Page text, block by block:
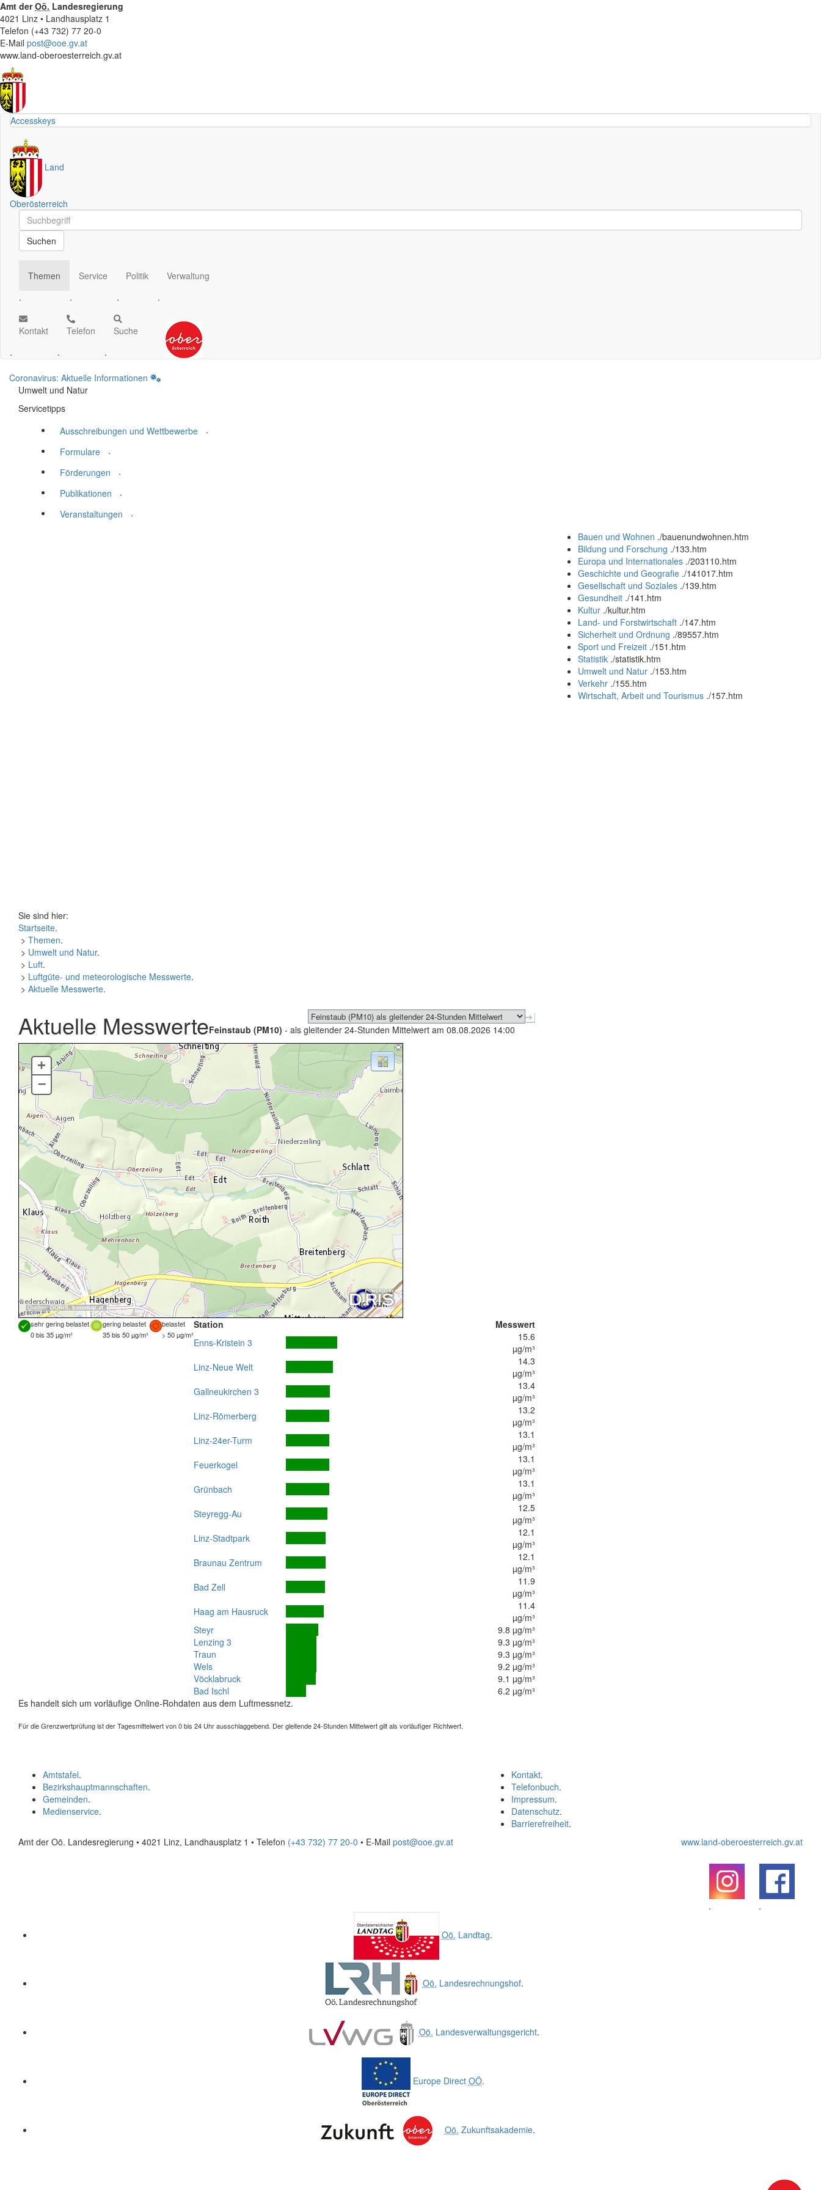
Amt derOö. Landesregierung
4021 Linz • Landhausplatz 1
Telefon (+43 732) 77 20-0
E-Mail post@ooe.gv.at
www.land-oberoesterreich.gv.at
Accesskeys
Land
Oberösterreich
Schnellsuche
Schnellsuche
Suchen
Themen
.
Service
.
Politik
.
Verwaltung
.
Kontakt
.
Telefon
.
Suche
.
Coronavirus: Aktuelle Informationen
Umwelt und Natur
Servicetipps
Ausschreibungen und Wettbewerbe
.
Formulare
.
Förderungen
.
Publikationen
.
Veranstaltungen
.
Bauen und Wohnen ./bauenundwohnen.htm
Bildung und Forschung ./133.htm
Europa und Internationales ./203110.htm
Geschichte und Geografie ./141017.htm
Gesellschaft und Soziales ./139.htm
Gesundheit ./141.htm
Kultur ./kultur.htm
Land- und Forstwirtschaft ./147.htm
Sicherheit und Ordnung ./89557.htm
Sport und Freizeit ./151.htm
Statistik ./statistik.htm
Umwelt und Natur ./153.htm
Verkehr ./155.htm
Wirtschaft, Arbeit und Tourismus ./157.htm
Sie sind hier:
Startseite.
> Themen.
> Umwelt und Natur.
> Luft.
> Luftgüte- und meteorologische Messwerte.
> Aktuelle Messwerte.
Aktuelle MesswerteFeinstaub (PM10) - als gleitender 24-Stunden Mittelwert am 08.08.2026 14:00
Quellen: DORIS,basemap.at
+
–
sehr gering belastet gering belastet
belastet
0 bis 35 µg/m³
35 bis 50 µg/m³ > 50 µg/m³
Station
Messwert
Enns-Kristein 3
15.6
µg/m³
Linz-Neue Welt
14.3
µg/m³
Gallneukirchen 3
13.4
µg/m³
Linz-Römerberg
13.2
µg/m³
Linz-24er-Turm
13.1
µg/m³
Feuerkogel
13.1
µg/m³
Grünbach
13.1
µg/m³
Steyregg-Au
12.5
µg/m³
Linz-Stadtpark
12.1
µg/m³
Braunau Zentrum
12.1
µg/m³
Bad Zell
11.9
µg/m³
Haag am Hausruck
11.4
µg/m³
Steyr
9.8 µg/m³
Lenzing 3
9.3 µg/m³
Traun
9.3 µg/m³
Wels
9.2 µg/m³
Vöcklabruck
9.1 µg/m³
Bad Ischl
6.2 µg/m³
Es handelt sich um vorläufige Online-Rohdaten aus dem Luftmessnetz.
Für die Grenzwertprüfung ist der Tagesmittelwert von 0 bis 24 Uhr ausschlaggebend. Der gleitende 24-Stunden Mittelwert gilt als vorläufiger Richtwert.
Kontakt.
Telefonbuch.
Impressum.
Datenschutz.
Barrierefreiheit.
Amtstafel.
Bezirkshauptmannschaften.
Gemeinden.
Medienservice.
Amt der Oö. Landesregierung • 4021 Linz, Landhausplatz 1 • Telefon (+43 732) 77 20-0 • E-Mail post@ooe.gv.at www.land-oberoesterreich.gv.at
.
.
Oö. Landtag.
Oö. Landesrechnungshof.
Oö. Landesverwaltungsgericht.
Europe Direct OÖ.
Oö. Zukunftsakademie.